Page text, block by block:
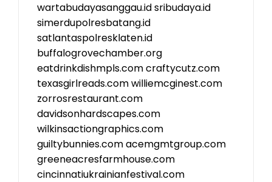
wartabudayasanggau.idsribudaya.id
simerdupolresbatang.id
satlantaspolresklaten.id
buffalogrovechamber.org
eatdrinkdishmpls.comcraftycutz.com
texasgirlreads.comwilliemcginest.com
zorrosrestaurant.com
davidsonhardscapes.com
wilkinsactiongraphics.com
guiltybunnies.comacemgmtgroup.com
greeneacresfarmhouse.com
cincinnatiukrainianfestival.com